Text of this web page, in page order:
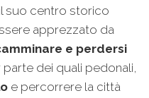
suo centro storico
apprezzato da
e perdersi
parte dei quali pedonali,
e percorrere la città